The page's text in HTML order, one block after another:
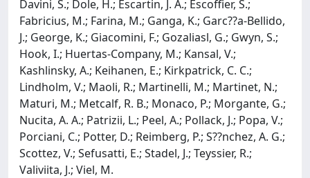
Davini, S.; Dole, H.; Escartin, J. A.; Escoffier, S.;
Fabricius, M.; Farina, M.; Ganga, K.; Garc??a-Bellido,
J.; George, K.; Giacomini, F.; Gozaliasl, G.; Gwyn, S.;
Hook, I.; Huertas-Company, M.; Kansal, V.;
Kashlinsky, A.; Keihanen, E.; Kirkpatrick, C. C.;
Lindholm, V.; Maoli, R.; Martinelli, M.; Martinet, N.;
Maturi, M.; Metcalf, R. B.; Monaco, P.; Morgante, G.;
Nucita, A. A.; Patrizii, L.; Peel, A.; Pollack, J.; Popa, V.;
Porciani, C.; Potter, D.; Reimberg, P.; S??nchez, A. G.;
Scottez, V.; Sefusatti, E.; Stadel, J.; Teyssier, R.;
Valiviita, J.; Viel, M.